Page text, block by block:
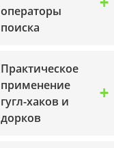
операторы
поиска
Практическое
применение
гугл-хаков и
дорков